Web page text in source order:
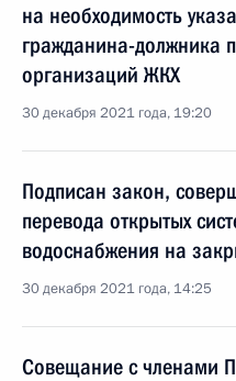
на необходимость
гражданина-должника
организаций ЖКХ
30 декабря 2021 года, 19:20
Подписан закон,
перевода открытых
водоснабжения на
30 декабря 2021 года, 14:25
Совещание с членами